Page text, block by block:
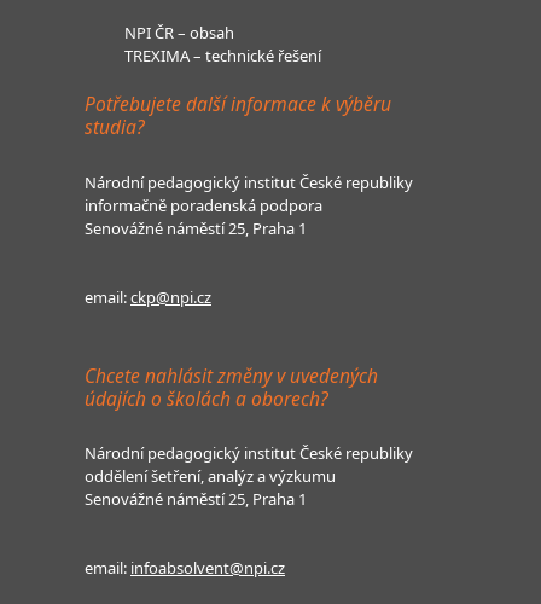
NPI ČR – obsah
TREXIMA – technické řešení
Potřebujete další informace k výběru
studia?
Národní pedagogický institut České republiky
informačně poradenská podpora
Senovážné náměstí 25, Praha 1
email:ckp@npi.cz
Chcete nahlásit změny v uvedených
údajích o školách a oborech?
Národní pedagogický institut České republiky
oddělení šetření, analýz a výzkumu
Senovážné náměstí 25, Praha 1
email: infoabsolvent@npi.cz